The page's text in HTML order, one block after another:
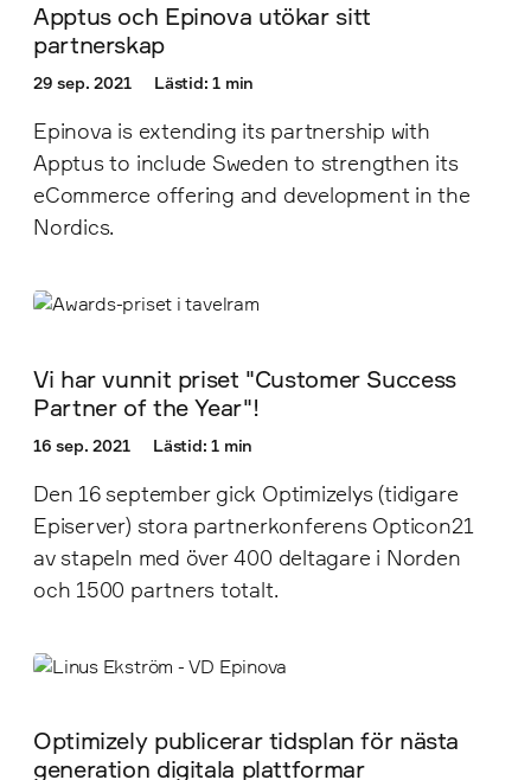
Apptus och Epinova utökar sitt
partnerskap
29 sep. 2021 Lästid: 1 min
Epinova is extending its partnership with
Apptus to include Sweden to strengthen its
eCommerce offering and development in the
Nordics.
Vi har vunnit priset "Customer Success
Partner of the Year"!
16 sep. 2021 Lästid: 1 min
Den 16 september gick Optimizelys (tidigare
Episerver) stora partnerkonferens Opticon21
av stapeln med över 400 deltagare i Norden
och 1500 partners totalt.
Optimizely publicerar tidsplan för nästa
generation digitala plattformar